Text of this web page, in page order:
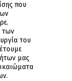
που
των
του
μας